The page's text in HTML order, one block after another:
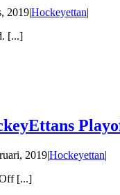
2019|Hockeyettan|
[...]
2019|Hockeyettan|
[...]